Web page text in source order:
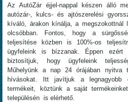
Az AutóZár éjjel-nappal készen álló
autózár-, kulcs- és ajtószerelési
kíváló, árakon kínálja, a megszokottnál
olcsóbban. Fontos, hogy a
teljesítése közben is 100%-os
ügyfeleink is bízzanak. Éppen ezért
biztosítjuk, hogy ügyfeleink
Műhelyünk a nap 24 órájában nyitva
hívásokat. Itt javítjuk a legnagyobb
termékeit, köztünk a saját
településén is elérhető.